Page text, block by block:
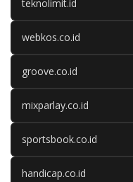
teknolimit.id
webkos.co.id
groove.co.id
mixparlay.co.id
sportsbook.co.id
handicap.co.id